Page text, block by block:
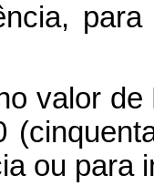
valor
ou para